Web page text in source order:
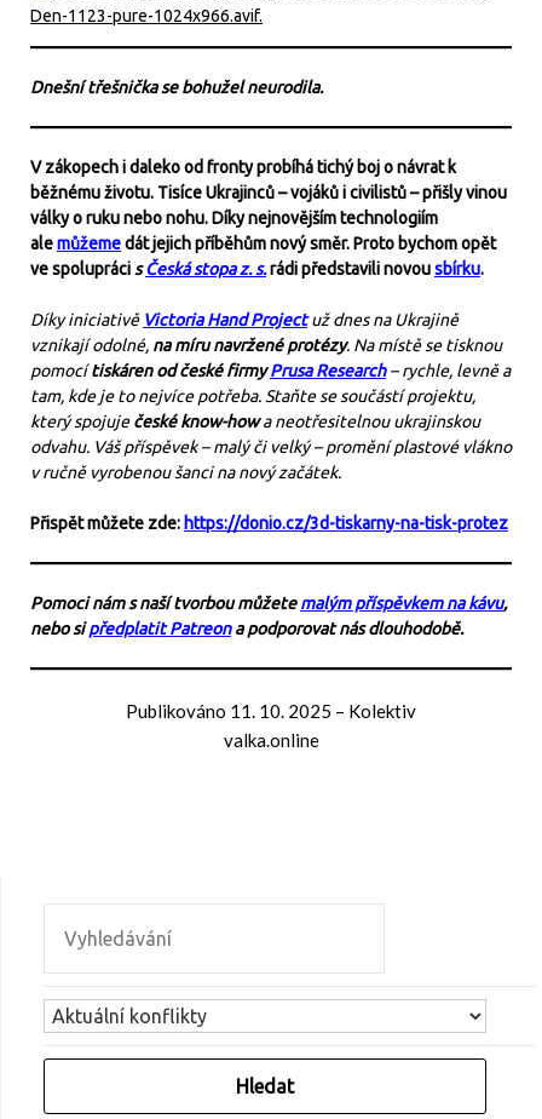
Dnešní třešnička se bohužel neurodila.
V zákopech i daleko od fronty probíhá tichý boj o návrat k
běžnému životu. Tisíce Ukrajinců – vojáků i civilistů – přišly vinou
války o ruku nebo nohu. Díky nejnovějším technologiím
alemůžemedát jejich příběhům nový směr. Proto bychom opět
ve spolupráci sČeská stopa z. s.rádi představili novousbírku.
Díky iniciativě Victoria Hand Projectuž dnes na Ukrajině
vznikají odolné, na míru navržené protézy. Na místě se tisknou
pomocítiskáren od české firmyPrusa Research– rychle, levně a
tam, kde je to nejvíce potřeba. Staňte se součástí projektu,
který spojuječeské know-howa neotřesitelnou ukrajinskou
odvahu. Váš příspěvek – malý či velký – promění plastové vlákno
v ručně vyrobenou šanci na nový začátek.
Přispět můžete zde: https://donio.cz/3d-tiskarny-na-tisk-protez
Pomoci nám s naší tvorbou můžetemalým příspěvkem na kávu,
nebo sipředplatit Patreona podporovat nás dlouhodobě.
Publikováno 11. 10. 2025 – Kolektiv
valka.online